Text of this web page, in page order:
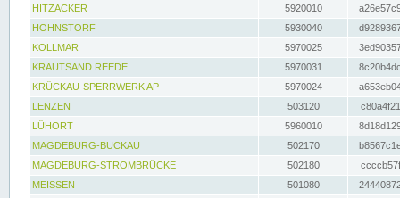
HITZACKER
5920010
HOHNSTORF
5930040
KOLLMAR
5970025
KRAUTSAND REEDE
5970031
KRÜCKAU-SPERRWERK AP
5970024
LENZEN
503120
LÜHORT
5960010
MAGDEBURG-BUCKAU
502170
MAGDEBURG-STROMBRÜCKE
502180
MEISSEN
501080